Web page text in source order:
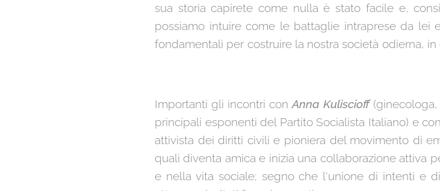
sua storia capirete come nulla è stato facile e,
possiamo intuire come le battaglie intraprese da
fondamentali per costruire la nostra società odierna,
Importanti gli incontri con Anna Kuliscioff(ginecologa,
principali esponenti del Partito Socialista Italiano) e con
attivista dei diritti civili e pioniera del movimento di
quali diventa amica e inizia una collaborazione attiva
e nella vita sociale; segno che l'unione di intenti e